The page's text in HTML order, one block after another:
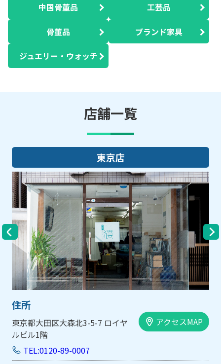
中国骨董品 工芸品
骨董品 ブランド家具
ジュエリー・ウォッチ
店舗一覧
大阪店
住所
大阪市中央区内平野町1-1-5 西大
手前ビル103号
アクセスMAP
TEL:0120-89-0007